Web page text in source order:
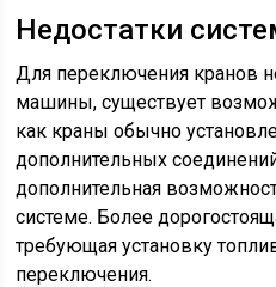
Недостатки
Для переключения кранов
машины, существует
как краны обычно
дополнительных
дополнительная
системе. Более
требующая установку
переключения.